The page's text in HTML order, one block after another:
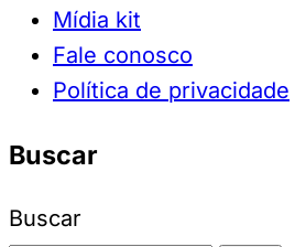
Mídia kit
Fale conosco
Política de privacidade
Buscar
Buscar